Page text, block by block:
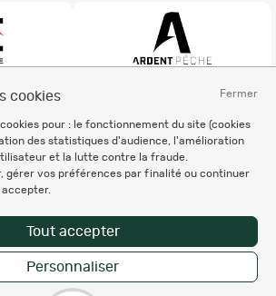
Fermer
cookies
pour : le fonctionnement du site (cookies
des statistiques d'audience, l'amélioration
et la lutte contre la fraude.
gérer vos préférences par finalité ou continuer
Tout accepter
Personnaliser
d'utilisation
cookies
NaturaBuy. Tous droits réservés. N°CNIL: 1239459.